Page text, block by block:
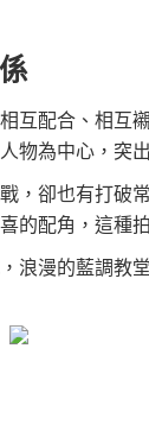
互配合、相互
物為中心，突
，卻也有打破
的配角，這種
浪漫的藍調教